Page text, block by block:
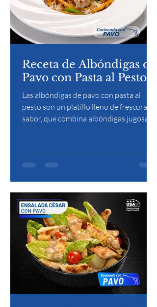
Receta de Albóndigas de
Pavo con Pasta al Pesto.
Las albóndigas de pavo con pasta al
pesto son un platillo lleno de frescura y
sabor, que combina albóndigas jugosas
mezcla de hierbas aromáticas y la
suavidad del pavo crean una